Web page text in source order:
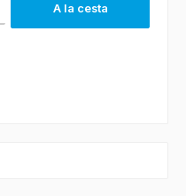
A la cesta